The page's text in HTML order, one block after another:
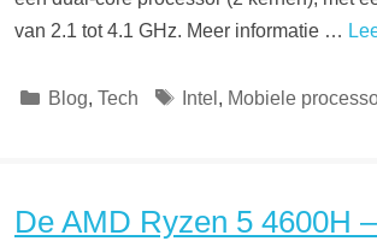
van 2.1 tot 4.1 GHz. Meer informatie …
Categorieën
Blog, Tech Tags
Intel , Mobiele
De AMD Ryzen 5 4600H